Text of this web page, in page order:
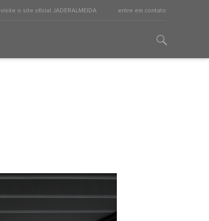
visite o site oficial JADERALMEIDA entre em contato